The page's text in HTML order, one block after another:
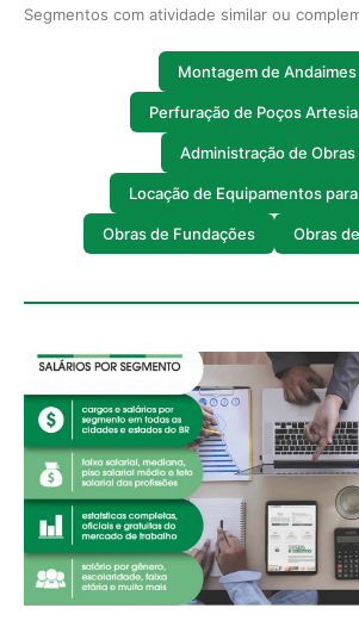
Segmentos com atividade similar ou
Montagem de Andaimes
Perfuração de Poços
Administração de Obras
Locação de Equipamentos
Obras de Fundações Obras